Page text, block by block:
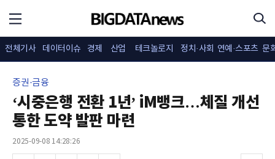
전체기사 데이터이슈 경제 산업 테크놀로지 정치·사회 연예·스포츠 문
증권·금융
‘시중은행 전환 1년’ iM뱅크…체질 개선
통한 도약 발판 마련
2025-09-08 14:28:26